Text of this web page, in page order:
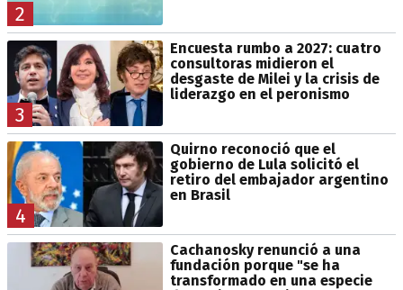
2
3
Encuesta rumbo a 2027: cuatro
consultoras midieron el
desgaste de Milei y la crisis de
liderazgo en el peronismo
4
Quirno reconoció que el
gobierno de Lula solicitó el
retiro del embajador argentino
en Brasil
Cachanosky renunció a una
fundación porque "se ha
transformado en una especie